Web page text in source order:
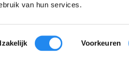
van hun services.
Voorkeuren